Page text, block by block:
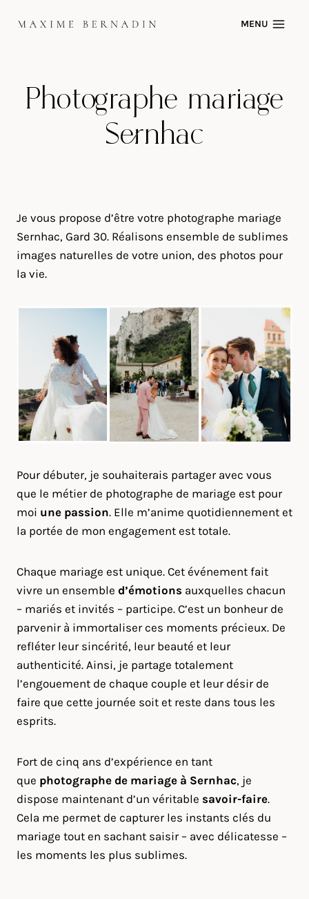
MENU
Photographe mariage
Sernhac
Je vous propose d’être votre photographe mariage
Sernhac, Gard 30. Réalisons ensemble de sublimes
images naturelles de votre union, des photos pour
la vie.
Pour débuter, je souhaiterais partager avec vous
que le métier de photographe de mariage est pour
moi une passion. Elle m’anime quotidiennement et
la portée de mon engagement est totale.
Chaque mariage est unique. Cet événement fait
vivre un ensemble d’émotions auxquelles chacun
– mariés et invités – participe. C’est un bonheur de
parvenir à immortaliser ces moments précieux. De
refléter leur sincérité, leur beauté et leur
authenticité. Ainsi, je partage totalement
l’engouement de chaque couple et leur désir de
faire que cette journée soit et reste dans tous les
esprits.
Fort de cinq ans d’expérience en tant
que photographe de mariage à Sernhac, je
dispose maintenant d’un véritable savoir-faire.
Cela me permet de capturer les instants clés du
mariage tout en sachant saisir – avec délicatesse –
les moments les plus sublimes.